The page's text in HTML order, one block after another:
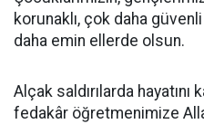
korunaklı, çok daha
daha emin ellerde olsun.
Alçak saldırılarda hayatını
fedakâr öğretmenimize